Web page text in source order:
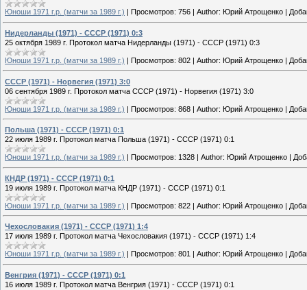
Юноши 1971 г.р. (матчи за 1989 г.) Просмотров: 756 Author: Юрий Атрощенко
Нидерланды (1971) - СССР (1971) 0:3
25 октября 1989 г. Протокол матча Нидерланды (1971) - СССР (1971) 0:3
Юноши 1971 г.р. (матчи за 1989 г.) | Просмотров: 802 | Author: Юрий Атрощенко |
СССР (1971) - Норвегия (1971) 3:0
06 сентября 1989 г. Протокол матча СССР (1971) - Норвегия (1971) 3:0
Юноши 1971 г.р. (матчи за 1989 г.) | Просмотров: 868 | Author: Юрий Атрощенко |
Польша (1971) - СССР (1971) 0:1
22 июля 1989 г. Протокол матча Польша (1971) - СССР (1971) 0:1
Юноши 1971 г.р. (матчи за 1989 г.) | Просмотров: 1328 | Author: Юрий Атрощенко |
КНДР (1971) - СССР (1971) 0:1
19 июля 1989 г. Протокол матча КНДР (1971) - СССР (1971) 0:1
Юноши 1971 г.р. (матчи за 1989 г.) | Просмотров: 822 | Author: Юрий Атрощенко |
Чехословакия (1971) - СССР (1971) 1:4
17 июля 1989 г. Протокол матча Чехословакия (1971) - СССР (1971) 1:4
Юноши 1971 г.р. (матчи за 1989 г.) Просмотров: 801 Author: Юрий Атрощенко
Венгрия (1971) - СССР (1971) 0:1
16 июля 1989 г. Протокол матча Венгрия (1971) - СССР (1971) 0:1